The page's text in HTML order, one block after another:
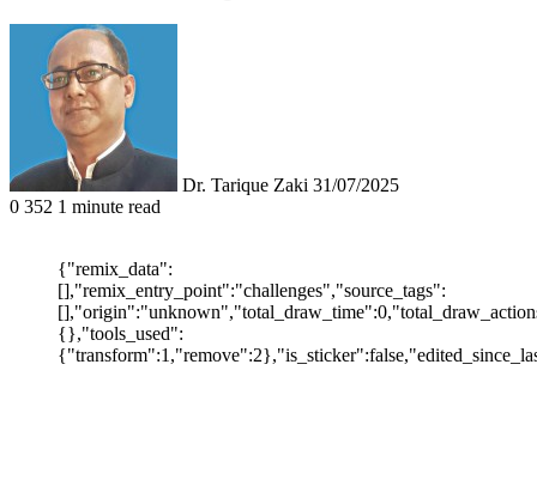
Dr. Tarique Zaki 31/07/2025
0 352 1 minute read
{"remix_data":
[],"remix_entry_point":"challenges","source_tags":
{},"tools_used":